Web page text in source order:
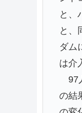
と、
と、
ダム
は介
97
の結